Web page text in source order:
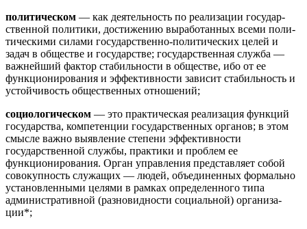
политическом — как деятельность по реализации государ­
ственной политики, достижению выработанных всеми поли­
тическими силами государственно-политических целей и
задач в обществе и государстве; государственная служба —
важней­ший фактор стабильности в обществе, ибо от ее
функциониро­вания и эффективности зависит стабильность и
устойчивость общественных отношений;
социологическом — это практическая реализация функций
государства, компетенции государственных органов; в этом
смысле важно выявление степени эффективности
государственной служ­бы, практики и проблем ее
функционирования. Орган управле­ния представляет собой
совокупность служащих — людей, объеди­ненных формально
установленными целями в рамках определенного типа
административной (разновидности социальной) организа­
ции*;